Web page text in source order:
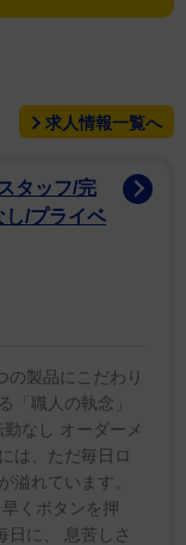
れている。先行
ットが公開され
水着に挑戦しま
、その後の撮影
ったのですが、
見所については
ようなアイドル
るような柔軟さ
です。お楽しみ
求人情報一覧へ
タッフ/完
し/プライベ
の製品にこだわり
「職人の執念」
なし オーダーメ
は、ただ毎日ロ
溢れています。
くボタンを押
日に、 息苦しさ